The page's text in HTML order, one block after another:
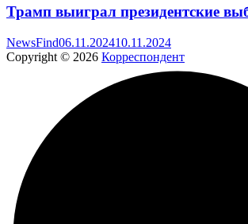
Трамп выиграл президентские
NewsFind06.11.202410.11.2024
Copyright © 2026 Корреспондент